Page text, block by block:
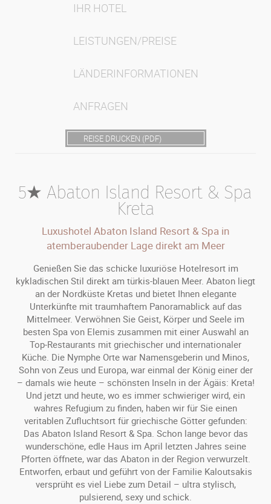
IHR HOTEL
LEISTUNGEN/PREISE
LÄNDERINFORMATIONEN
ANFRAGEN
REISE DRUCKEN (PDF)
5★ Abaton Island Resort & Spa
Kreta
Luxushotel Abaton Island Resort & Spa in
atemberaubender Lage direkt am Meer
Genießen Sie das schicke luxuriöse Hotelresort im
kykladischen Stil direkt am türkis-blauen Meer. Abaton liegt
an der Nordküste Kretas und bietet Ihnen elegante
Unterkünfte mit traumhaftem Panoramablick auf das
Mittelmeer. Verwöhnen Sie Geist, Körper und Seele im
besten Spa von Elemis zusammen mit einer Auswahl an
Top-Restaurants mit griechischer und internationaler
Küche. Die Nymphe Orte war Namensgeberin und Minos,
Sohn von Zeus und Europa, war einmal der König einer der
– damals wie heute – schönsten Inseln in der Ägäis: Kreta!
Und jetzt und heute, wo es immer schwieriger wird, ein
wahres Refugium zu finden, haben wir für Sie einen
veritablen Zufluchtsort für griechische Götter gefunden:
Das Abaton Island Resort & Spa. Schon lange bevor das
wunderschöne, edle Haus im April letzten Jahres seine
Pforten öffnete, war das Abaton in der Region verwurzelt.
Entworfen, erbaut und geführt von der Familie Kaloutsakis
versprüht es viel Liebe zum Detail – ultra stylisch,
pulsierend, sexy und schick.